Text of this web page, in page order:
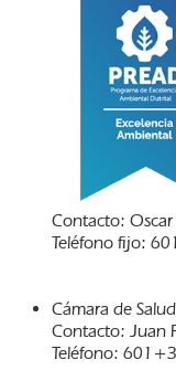
Contacto:
Teléfono fijo:
Cámara de
Contacto: Juan
Teléfono: